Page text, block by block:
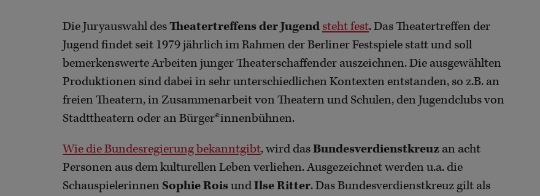
Die Juryauswahl desTheatertreffens der Jugend steht fest. Das Theatertreffen der
Jugend findet seit 1979 jährlich im Rahmen der Berliner Festspiele statt und soll
bemerkenswerte Arbeiten junger Theaterschaffender auszeichnen. Die ausgewählten
Produktionen sind dabei in sehr unterschiedlichen Kontexten entstanden, so z.B. an
freien Theatern, in Zusammenarbeit von Theatern und Schulen, den Jugendclubs von
Stadttheatern oder an Bürger*innenbühnen.
Wie die Bundesregierung bekanntgibt, wird dasBundesverdienstkreuz an acht
Personen aus dem kulturellen Leben verliehen. Ausgezeichnet werden u.a. die
Schauspielerinnen Sophie RoisundIlse Ritter. Das Bundesverdienstkreuz gilt als